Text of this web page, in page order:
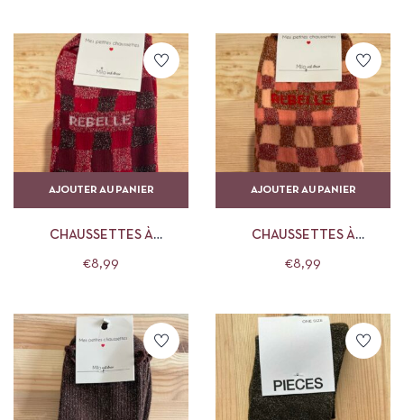
AJOUTER AU PANIER
CHAUSSETTES À
PAILLETÉES REBELLE MILA
€8,99
AJOUTER AU PANIER
CHAUSSETTES À
PAILLETÉES REBELLE MILA
€8,99